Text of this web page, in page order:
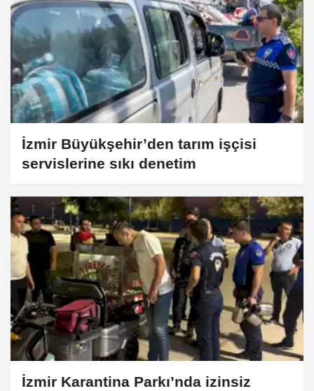
İzmir Büyükşehir’den tarım işçisi
servislerine sıkı denetim
İzmir Karantina Parkı’nda izinsiz